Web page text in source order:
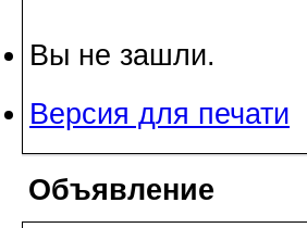
Вы не зашли.
Версия для печати
Объявление